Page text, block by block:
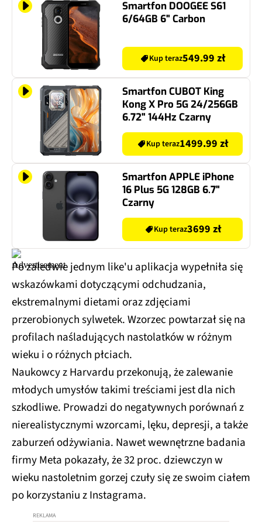
Smartfon DOOGEE S61
6/64GB 6" Carbon
Kup teraz549.99 zł
Smartfon CUBOT King
Kong X Pro 5G 24/256GB
6.72" 144Hz Czarny
Kup teraz1499.99 zł
Smartfon APPLE iPhone
16 Plus 5G 128GB 6.7"
Czarny
Kup teraz3699 zł
Po zaledwie jednym like'u aplikacja wypełniła się
wskazówkami dotyczącymi odchudzania,
ekstremalnymi dietami oraz zdjęciami
przerobionych sylwetek. Wzorzec powtarzał się na
profilach naśladujących nastolatków w różnym
wieku i o różnych płciach.
Naukowcy z Harvardu przekonują, że zalewanie
młodych umysłów takimi treściami jest dla nich
szkodliwe. Prowadzi do negatywnych porównań z
nierealistycznymi wzorcami, lęku, depresji, a także
zaburzeń odżywiania. Nawet wewnętrzne badania
firmy Meta pokazały, że 32 proc. dziewczyn w
wieku nastoletnim gorzej czuły się ze swoim ciałem
po korzystaniu z Instagrama.